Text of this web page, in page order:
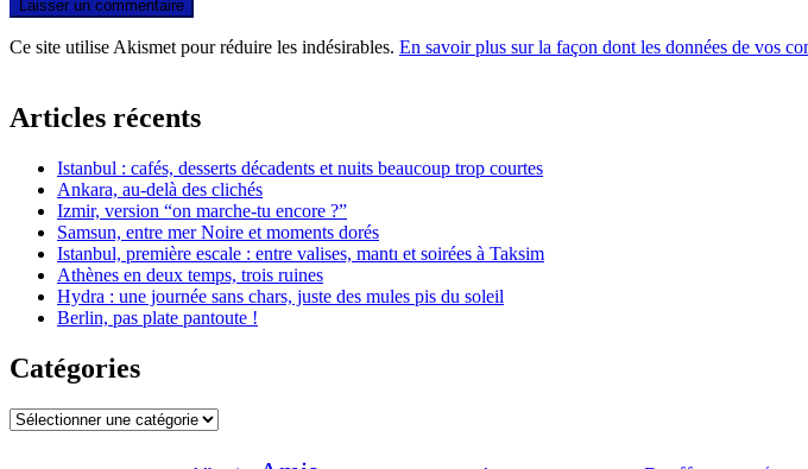
Ce site utilise Akismet pour réduire les indésirables. En savoir plus sur la façon dont les données de vos
Articles récents
Istanbul : cafés, desserts décadents et nuits beaucoup trop courtes
Ankara, au-delà des clichés
Izmir, version “on marche-tu encore ?”
Samsun, entre mer Noire et moments dorés
Istanbul, première escale : entre valises, mantı et soirées à Taksim
Athènes en deux temps, trois ruines
Hydra : une journée sans chars, juste des mules pis du soleil
Berlin, pas plate pantoute !
Catégories
Catégories